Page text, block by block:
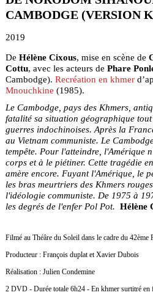
CAMBODGE (VERSION
2019
De Hélène Cixous, mise en scène de
Cottu, avec les acteurs de Phare
Cambodge). Recréation en khmer
Mnouchkine (1985).
Le Cambodge, pays des Khmers,
fatalité sa situation géographique
guerres indochinoises. Après la
au Vietnam communiste. Le
tempête. Pour l'atteindre, l'Amérique
corps et à le piétiner. Cette tragédie
amère encore. Fuyant l'Amérique, le
les bras meurtriers des Khmers
l'idéologie communiste. De 1975 à
les degrés de l'enfer Pol Pot. Hélène
Filmé au Théâre du Soleil dans le cadre du
Producteur : François duplat et Xavier Dubois
Réalisation : Julien Condemine
2 DVD - Durée totale 6h24 - En khmer surtitré en